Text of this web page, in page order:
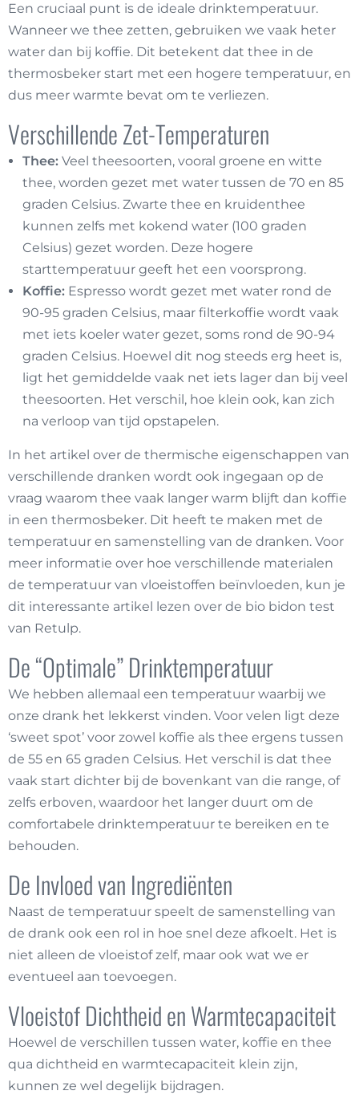
Een cruciaal punt is de ideale drinktemperatuur.
Wanneer we thee zetten, gebruiken we vaak heter
water dan bij koffie. Dit betekent dat thee in de
thermosbeker start met een hogere temperatuur, en
dus meer warmte bevat om te verliezen.
Verschillende Zet-Temperaturen
Thee: Veel theesoorten, vooral groene en witte
thee, worden gezet met water tussen de 70 en 85
graden Celsius. Zwarte thee en kruidenthee
kunnen zelfs met kokend water (100 graden
Celsius) gezet worden. Deze hogere
starttemperatuur geeft het een voorsprong.
Koffie: Espresso wordt gezet met water rond de
90-95 graden Celsius, maar filterkoffie wordt vaak
met iets koeler water gezet, soms rond de 90-94
graden Celsius. Hoewel dit nog steeds erg heet is,
ligt het gemiddelde vaak net iets lager dan bij veel
theesoorten. Het verschil, hoe klein ook, kan zich
na verloop van tijd opstapelen.
In het artikel over de thermische eigenschappen van
verschillende dranken wordt ook ingegaan op de
vraag waarom thee vaak langer warm blijft dan koffie
in een thermosbeker. Dit heeft te maken met de
temperatuur en samenstelling van de dranken. Voor
meer informatie over hoe verschillende materialen
de temperatuur van vloeistoffen beïnvloeden, kun je
dit interessante artikel lezen over de bio bidon test
van Retulp.
De “Optimale” Drinktemperatuur
We hebben allemaal een temperatuur waarbij we
onze drank het lekkerst vinden. Voor velen ligt deze
‘sweet spot’ voor zowel koffie als thee ergens tussen
de 55 en 65 graden Celsius. Het verschil is dat thee
vaak start dichter bij de bovenkant van die range, of
zelfs erboven, waardoor het langer duurt om de
comfortabele drinktemperatuur te bereiken en te
behouden.
De Invloed van Ingrediënten
Naast de temperatuur speelt de samenstelling van
de drank ook een rol in hoe snel deze afkoelt. Het is
niet alleen de vloeistof zelf, maar ook wat we er
eventueel aan toevoegen.
Vloeistof Dichtheid en Warmtecapaciteit
Hoewel de verschillen tussen water, koffie en thee
qua dichtheid en warmtecapaciteit klein zijn,
kunnen ze wel degelijk bijdragen.